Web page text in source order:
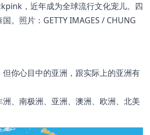
，近年成为全球流行文化宠儿。四
。照片：GETTY IMAGES / CHUNG
你心目中的亚洲，跟实际上的亚洲有
、南极洲、亚洲、澳洲、欧洲、北美